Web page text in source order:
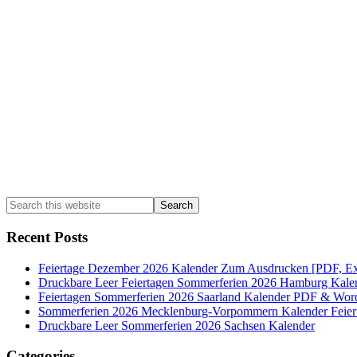
Search
this
website
Recent Posts
Feiertage Dezember 2026 Kalender Zum Ausdrucken [PDF,
Druckbare Leer Feiertagen Sommerferien 2026 Hamburg
Feiertagen Sommerferien 2026 Saarland Kalender PDF &
Sommerferien 2026 Mecklenburg-Vorpommern Kalender
Druckbare Leer Sommerferien 2026 Sachsen Kalender